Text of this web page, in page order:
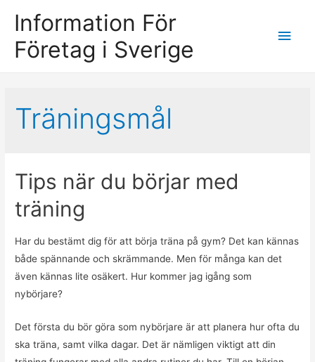
Information För
Företag i Sverige
Main
Träningsmål
Tips när du börjar med
träning
Har du bestämt dig för att börja träna på gym? Det kan kännas
både spännande och skrämmande. Men för många kan det
även kännas lite osäkert. Hur kommer jag igång som
nybörjare?
Det första du bör göra som nybörjare är att planera hur ofta du
ska träna, samt vilka dagar. Det är nämligen viktigt att din